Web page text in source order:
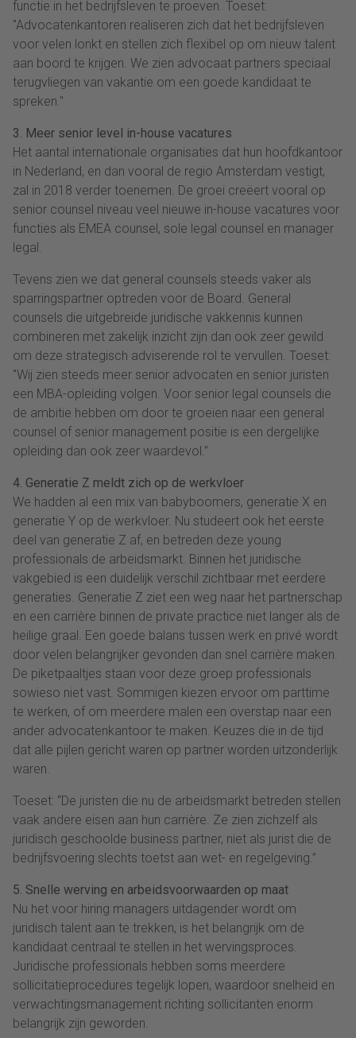
functie in het bedrijfsleven te proeven. Toeset:
"Advocatenkantoren realiseren zich dat het bedrijfsleven
voor velen lonkt en stellen zich flexibel op om nieuw talent
aan boord te krijgen. We zien advocaat partners speciaal
terugvliegen van vakantie om een goede kandidaat te
spreken."
3. Meer senior level in-house vacatures
Het aantal internationale organisaties dat hun hoofdkantoor
in Nederland, en dan vooral de regio Amsterdam vestigt,
zal in 2018 verder toenemen. De groei creëert vooral op
senior counsel niveau veel nieuwe in-house vacatures voor
functies als EMEA counsel, sole legal counsel en manager
legal.
Tevens zien we dat general counsels steeds vaker als
sparringspartner optreden voor de Board. General
counsels die uitgebreide juridische vakkennis kunnen
combineren met zakelijk inzicht zijn dan ook zeer gewild
om deze strategisch adviserende rol te vervullen. Toeset:
"Wij zien steeds meer senior advocaten en senior juristen
een MBA-opleiding volgen. Voor senior legal counsels die
de ambitie hebben om door te groeien naar een general
counsel of senior management positie is een dergelijke
opleiding dan ook zeer waardevol.”
4. Generatie Z meldt zich op de werkvloer
We hadden al een mix van babyboomers, generatie X en
generatie Y op de werkvloer. Nu studeert ook het eerste
deel van generatie Z af, en betreden deze young
professionals de arbeidsmarkt. Binnen het juridische
vakgebied is een duidelijk verschil zichtbaar met eerdere
generaties. Generatie Z ziet een weg naar het partnerschap
en een carrière binnen de private practice niet langer als de
heilige graal. Een goede balans tussen werk en privé wordt
door velen belangrijker gevonden dan snel carrière maken.
De piketpaaltjes staan voor deze groep professionals
sowieso niet vast. Sommigen kiezen ervoor om parttime
te werken, of om meerdere malen een overstap naar een
ander advocatenkantoor te maken. Keuzes die in de tijd
dat alle pijlen gericht waren op partner worden uitzonderlijk
waren.
Toeset: “De juristen die nu de arbeidsmarkt betreden stellen
vaak andere eisen aan hun carrière. Ze zien zichzelf als
juridisch geschoolde business partner, niet als jurist die de
bedrijfsvoering slechts toetst aan wet- en regelgeving.”
5. Snelle werving en arbeidsvoorwaarden op maat
Nu het voor hiring managers uitdagender wordt om
juridisch talent aan te trekken, is het belangrijk om de
kandidaat centraal te stellen in het wervingsproces.
Juridische professionals hebben soms meerdere
sollicitatieprocedures tegelijk lopen, waardoor snelheid en
verwachtingsmanagement richting sollicitanten enorm
belangrijk zijn geworden.